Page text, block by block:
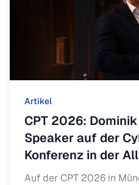
Artikel
CPT 2026:
Speaker auf der
Konferenz in der
Auf der CPT 2026 in